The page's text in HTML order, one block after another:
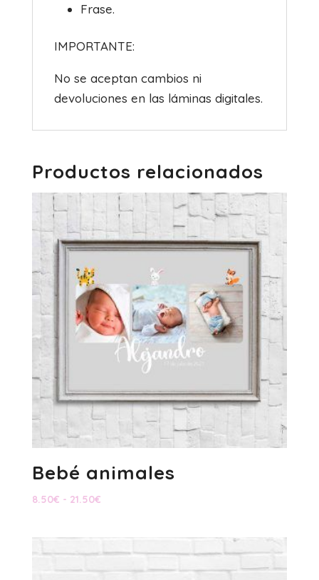
Frase.
IMPORTANTE:
No se aceptan cambios ni
devoluciones en las láminas digitales.
Productos relacionados
Bebé animales
8.50€ - 21.50€Rango